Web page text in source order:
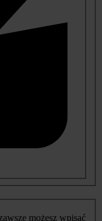
możesz wpisać